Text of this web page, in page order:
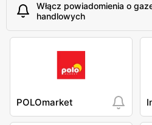
Włącz powiadomienia o
handlowych
POLOmarket